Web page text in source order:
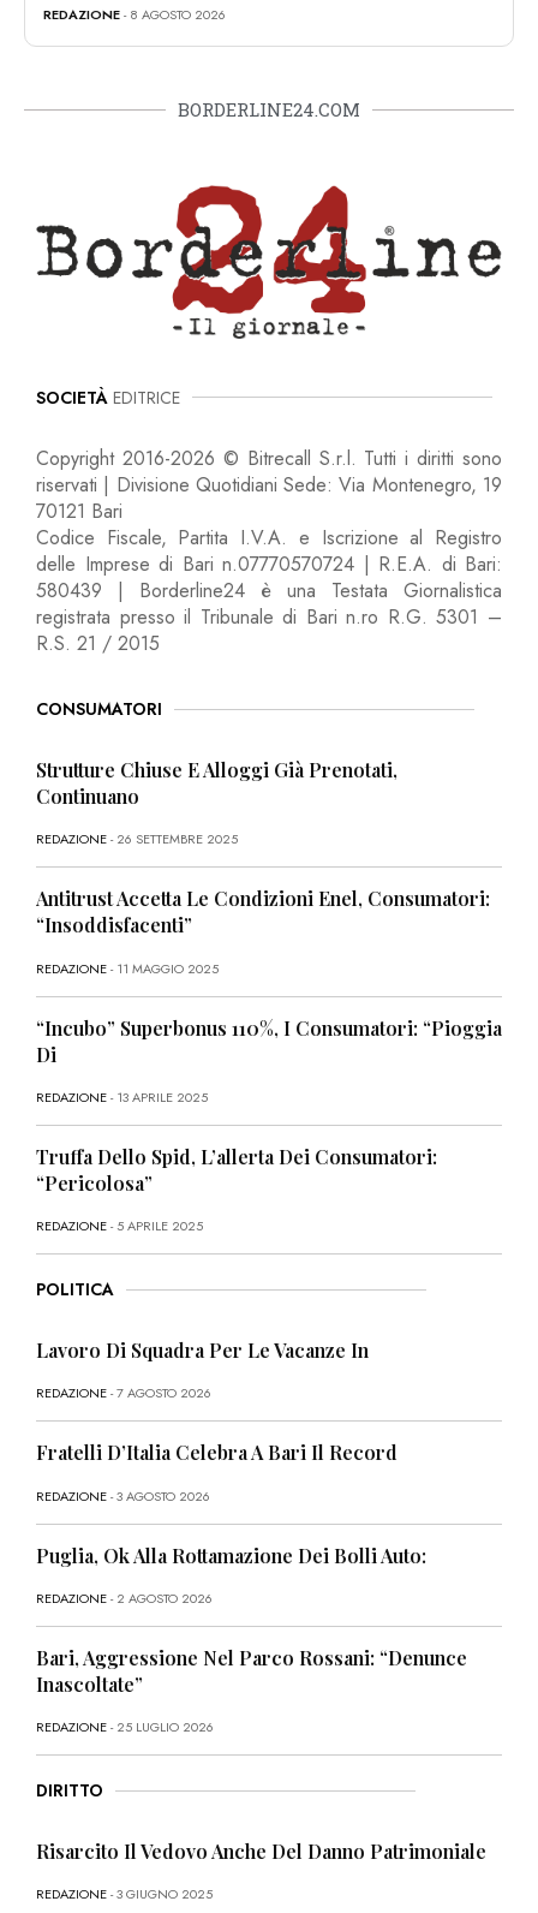
REDAZIONE- 8 AGOSTO 2026
BORDERLINE24.COM
SOCIETÀ EDITRICE
Copyright 2016-2026 © Bitrecall S.r.l. Tutti i diritti sono
riservati | Divisione Quotidiani Sede: Via Montenegro, 19
70121 Bari
Codice Fiscale, Partita I.V.A. e Iscrizione al Registro
delle Imprese di Bari n.07770570724 | R.E.A. di Bari:
580439 | Borderline24 è una Testata Giornalistica
registrata presso il Tribunale di Bari n.ro R.G. 5301 –
R.S. 21 / 2015
CONSUMATORI
Strutture Chiuse E Alloggi Già Prenotati,
Continuano
REDAZIONE- 26 SETTEMBRE 2025
Antitrust Accetta Le Condizioni Enel, Consumatori:
“Insoddisfacenti”
REDAZIONE- 11 MAGGIO 2025
“Incubo” Superbonus 110%, I Consumatori: “Pioggia
Di
REDAZIONE- 13 APRILE 2025
Truffa Dello Spid, L’allerta Dei Consumatori:
“Pericolosa”
REDAZIONE- 5 APRILE 2025
POLITICA
Lavoro Di Squadra Per Le Vacanze In
REDAZIONE- 7 AGOSTO 2026
Fratelli D’Italia Celebra A Bari Il Record
REDAZIONE- 3 AGOSTO 2026
Puglia, Ok Alla Rottamazione Dei Bolli Auto:
REDAZIONE- 2 AGOSTO 2026
Bari, Aggressione Nel Parco Rossani: “Denunce
Inascoltate”
REDAZIONE- 25 LUGLIO 2026
DIRITTO
Risarcito Il Vedovo Anche Del Danno Patrimoniale
REDAZIONE- 3 GIUGNO 2025